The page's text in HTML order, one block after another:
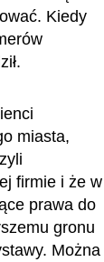
Kiedy
miasta,
firmie i że w
prawa do
gronu
Można